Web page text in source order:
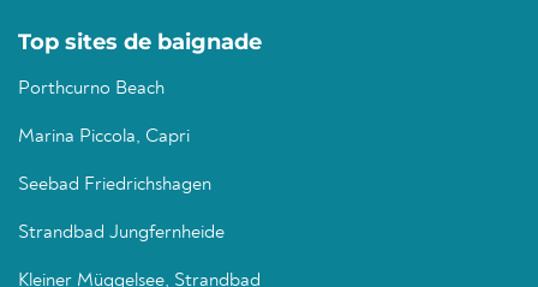
Top sites de baignade
Porthcurno Beach
Marina Piccola, Capri
Seebad Friedrichshagen
Strandbad Jungfernheide
Kleiner Müggelsee, Strandbad